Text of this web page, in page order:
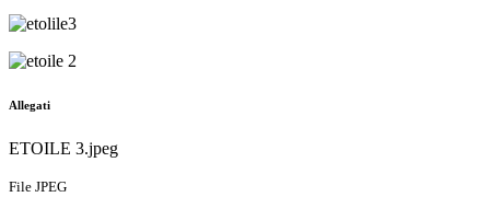
Allegati
ETOILE 3.jpeg
File JPEG